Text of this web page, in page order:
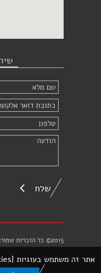
שלח
2015© כל הזכויות שמורות לחברת פרפקט פרטס בע"מ
אתר זה משתמש בעוגיות [Cookies] למטרות שונות, כמפורט בלינק